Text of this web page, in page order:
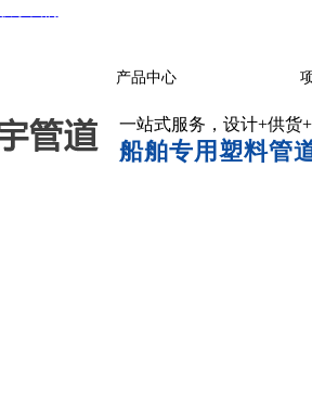
一站式服务，设计+供货
船舶专用塑料管
产品中心